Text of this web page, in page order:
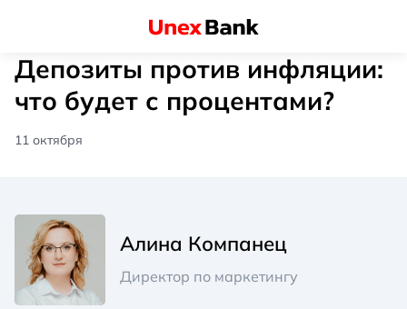
Депозиты против инфляции:
что будет с процентами?
11 октября
Алина Компанец
Директор по маркетингу